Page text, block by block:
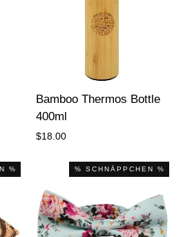
Bamboo Thermos Bottle
400ml
$18.00
% % SCHNÄPPCHEN %